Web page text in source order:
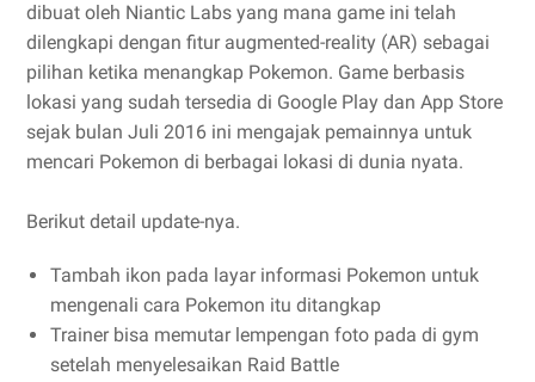
dibuat oleh Niantic Labs yang mana game ini telah
dilengkapi dengan fitur augmented-reality (AR) sebagai
pilihan ketika menangkap Pokemon. Game berbasis
lokasi yang sudah tersedia di Google Play dan App Store
sejak bulan Juli 2016 ini mengajak pemainnya untuk
mencari Pokemon di berbagai lokasi di dunia nyata.
Berikut detail update-nya.
Tambah ikon pada layar informasi Pokemon untuk
mengenali cara Pokemon itu ditangkap
Trainer bisa memutar lempengan foto pada di gym
setelah menyelesaikan Raid Battle